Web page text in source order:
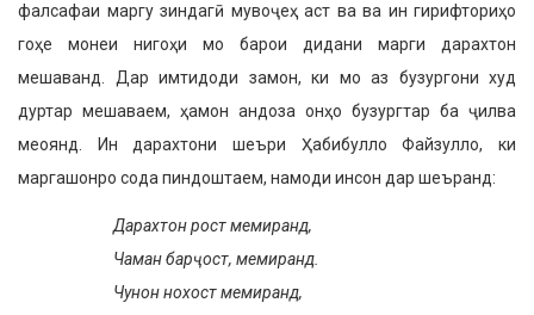
фалсафаи маргу зиндагӣ мувоҷеҳ аст ва ва ин гирифториҳо
гоҳе монеи нигоҳи мо барои дидани марги дарахтон
мешаванд. Дар имтидоди замон, ки мо аз бузургони худ
дуртар мешаваем, ҳамон андоза онҳо бузургтар ба ҷилва
меоянд. Ин дарахтони шеъри Ҳабибулло Файзулло, ки
маргашонро сода пиндоштаем, намоди инсон дар шеъранд:
Дарахтон рост мемиранд,
Чаман барҷост, мемиранд.
Чунон нохост мемиранд,